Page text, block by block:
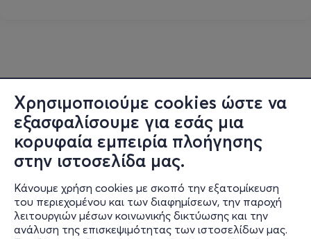
Χρησιμοποιούμε cookies ώστε να
εξασφαλίσουμε για εσάς μια
κορυφαία εμπειρία πλοήγησης
στην ιστοσελίδα μας.
Κάνουμε χρήση cookies με σκοπό την εξατομίκευση
του περιεχομένου και των διαφημίσεων, την παροχή
λειτουργιών μέσων κοινωνικής δικτύωσης και την
ανάλυση της επισκεψιμότητας των ιστοσελίδων μας.